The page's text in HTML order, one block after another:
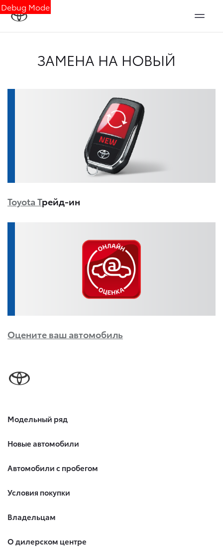
Debug Mode
ЗАМЕНА НА НОВЫЙ
Toyota Трейд-ин
Оцените ваш автомобиль
Модельный ряд
Новые автомобили
Автомобили с пробегом
Условия покупки
Владельцам
О дилерском центре